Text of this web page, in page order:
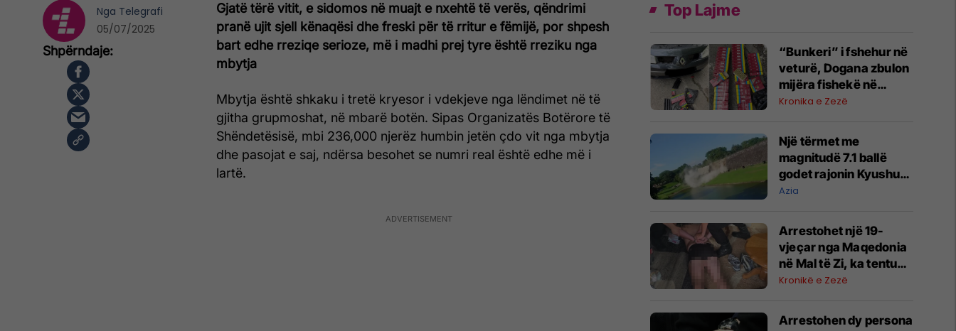
Gjatë tërë vitit, e sidomos në muajt e nxehtë të verës, qëndrimi
pranë ujit sjell kënaqësi dhe freski për të rritur e fëmijë, por shpesh
bart edhe rreziqe serioze, më i madhi prej tyre është rreziku nga
mbytja
Mbytja është shkaku i tretë kryesor i vdekjeve nga lëndimet në të
gjitha grupmoshat, në mbarë botën. Sipas Organizatës Botërore të
Shëndetësisë, mbi 236,000 njerëz humbin jetën çdo vit nga mbytja
dhe pasojat e saj, ndërsa besohet se numri real është edhe më i
lartë.
Nga Telegrafi
05/07/2025
Top Lajme
“Bunkeri” i fshehur në
veturë, Dogana zbulon
mijëra fishekë në
Prishtinë
Kronika e Zezë
Një tërmet me
magnitudë 7.1 ballë
godet rajonin Kyushu
të Japonisë
Azia
Arrestohet një 19-
vjeçar nga Maqedonia
në Mal të Zi, ka tentuar
të vrasë një person
Kronikë e Zezë
Arrestohen dy persona